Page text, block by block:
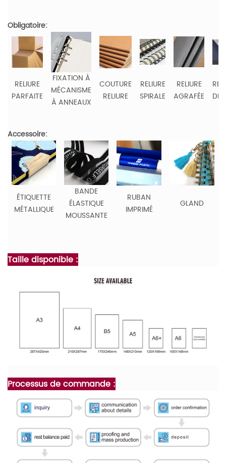
Obligatoire:
RELIURE
PARFAITE
FIXATION À
MÉCANISME
À ANNEAUX
COUTURE
RELIURE
RELIURE
SPIRALE
RELIURE
AGRAFÉE
DE
Accessoire:
ÉTIQUETTE
MÉTALLIQUE
BANDE
ÉLASTIQUE
MOUSSANTE
RUBAN
IMPRIMÉ
GLAND
Taille disponible :
Processus de commande :